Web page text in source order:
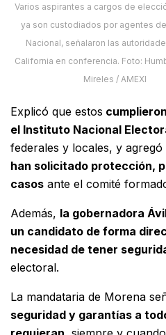
Varios aspirantes a cargos de
ya son custodiados por agentes de
Nacional, señalaron las
California en conferencia. Foto:
Mireles / AMEXI
Explicó que estos
el Instituto Nacional
federales y locales, y agregó
han solicitado protección,
casos ante el comité
Además, la gobernadora
un candidato de forma
necesidad de tener
electoral.
La mandataria de Morena
seguridad y garantías a